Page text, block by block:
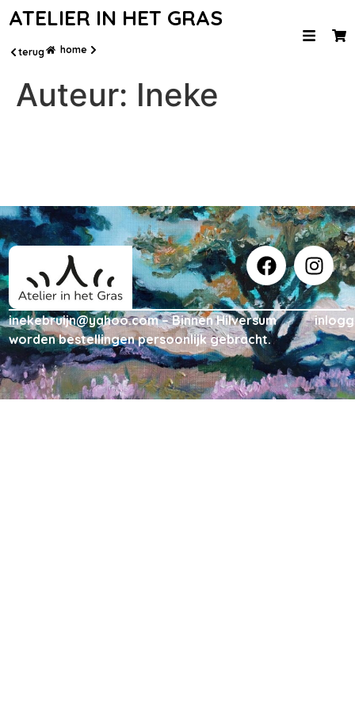
ATELIER IN HET GRAS
terug home
Auteur: Ineke
inekebruijn@yahoo.com – Binnen Hilversum
worden bestellingen persoonlijk gebracht.